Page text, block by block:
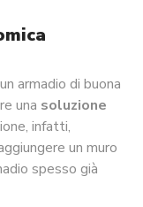
armadio di buona
una soluzione
infatti,
un muro
spesso già